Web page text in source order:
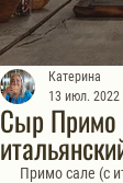
Сыр Примо
Катерина
13 июл. 2022
Примо сале (с